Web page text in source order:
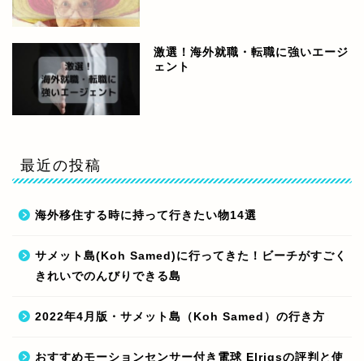
激選！海外就職・転職に強いエージ
ェント
最近の投稿
海外移住する時に持って行きたい物14選
サメット島(Koh Samed)に行ってきた！ビーチがすごく
きれいでのんびりできる島
2022年4月版・サメット島（Koh Samed）の行き方
おすすめモーションセンサー付き電球 Elrigsの評判と使